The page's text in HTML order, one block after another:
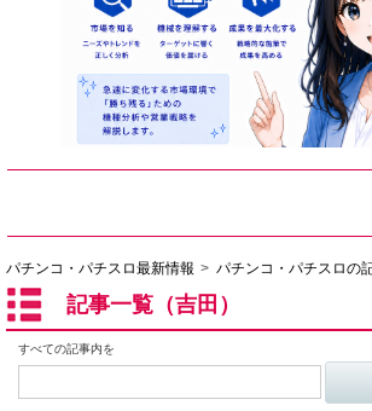
パチンコ・パチスロ最新情報 パチンコ・パチスロの
記事一覧（吉田）
すべての記事内を